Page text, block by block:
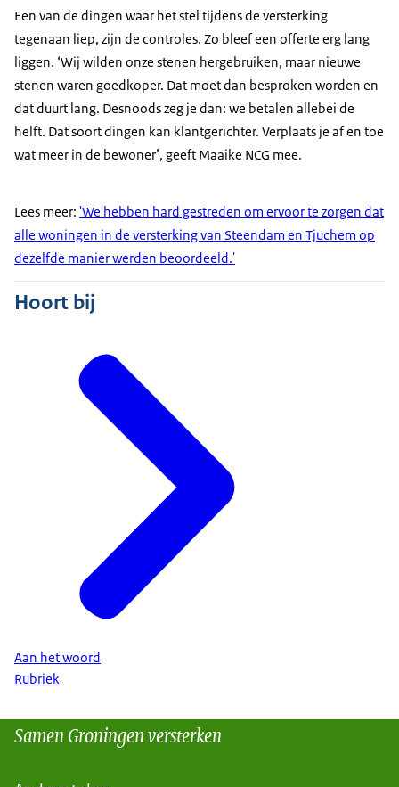
Een van de dingen waar het stel tijdens de versterking
tegenaan liep, zijn de controles. Zo bleef een offerte erg lang
liggen. ‘Wij wilden onze stenen hergebruiken, maar nieuwe
stenen waren goedkoper. Dat moet dan besproken worden en
dat duurt lang. Desnoods zeg je dan: we betalen allebei de
helft. Dat soort dingen kan klantgerichter. Verplaats je af en toe
wat meer in de bewoner’, geeft Maaike NCG mee.
Lees meer: 'We hebben hard gestreden om ervoor te zorgen dat
alle woningen in de versterking van Steendam en Tjuchem op
dezelfde manier werden beoordeeld.'
Hoort bij
Aan het woord
Rubriek
Samen Groningen versterken